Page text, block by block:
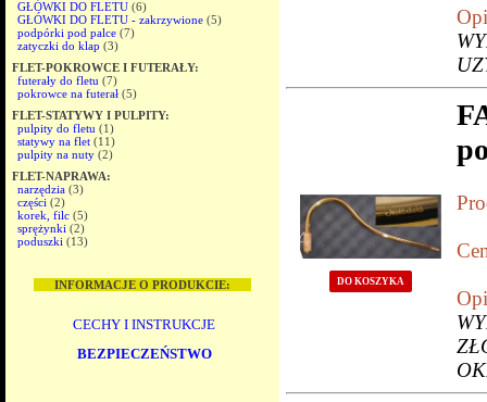
GŁÓWKI DO FLETU (6)
GŁÓWKI DO FLETU - zakrzywione (5)
podpórki pod palce (7)
zatyczki do klap (3)
FLET-POKROWCE I FUTERAŁY:
futerały do fletu (7)
pokrowce na futerał (5)
FLET-STATYWY I PULPITY:
pulpity do fletu (1)
statywy na flet (11)
pulpity na nuty (2)
FLET-NAPRAWA:
narzędzia (3)
części (2)
korek, filc (5)
sprężynki (2)
poduszki (13)
INFORMACJE O PRODUKCIE:
CECHY I INSTRUKCJE
BEZPIECZEŃSTWO
DO KOSZYKA